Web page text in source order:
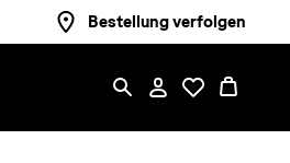
Bestellung verfolgen